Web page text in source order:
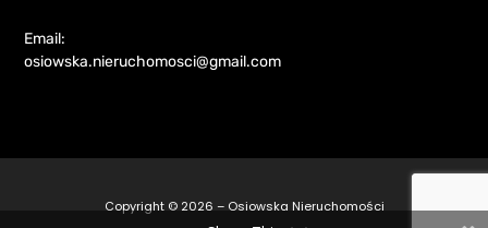
Email:
osiowska.nieruchomosci@gmail.com
Copyright © 2026 – Osiowska Nieruchomości